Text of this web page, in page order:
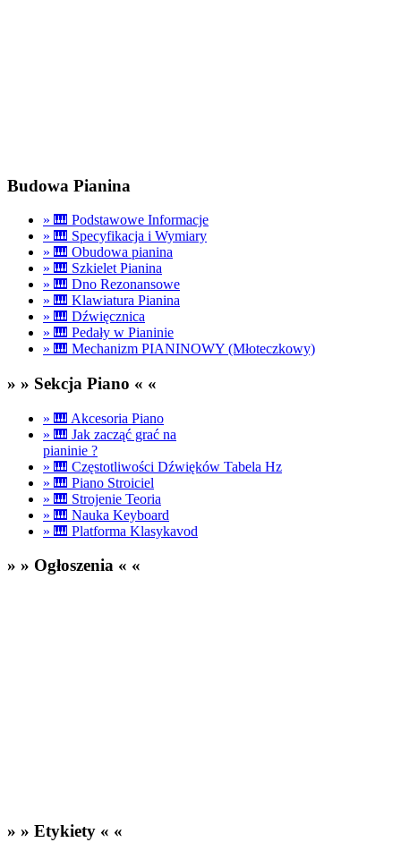
Budowa Pianina
» 🎹 Podstawowe Informacje
» 🎹 Specyfikacja i Wymiary
» 🎹 Obudowa pianina
» 🎹 Szkielet Pianina
» 🎹 Dno Rezonansowe
» 🎹 Klawiatura Pianina
» 🎹 Dźwięcznica
» 🎹 Pedały w Pianinie
» 🎹 Mechanizm PIANINOWY (Młoteczkowy)
» » Sekcja Piano « «
» 🎹 Akcesoria Piano
» 🎹 Jak zacząć grać na
pianinie ?
» 🎹 Częstotliwości Dźwięków Tabela Hz
» 🎹 Piano Stroiciel
» 🎹 Strojenie Teoria
» 🎹 Nauka Keyboard
» 🎹 Platforma Klasykavod
» » Ogłoszenia « «
» » Etykiety « «